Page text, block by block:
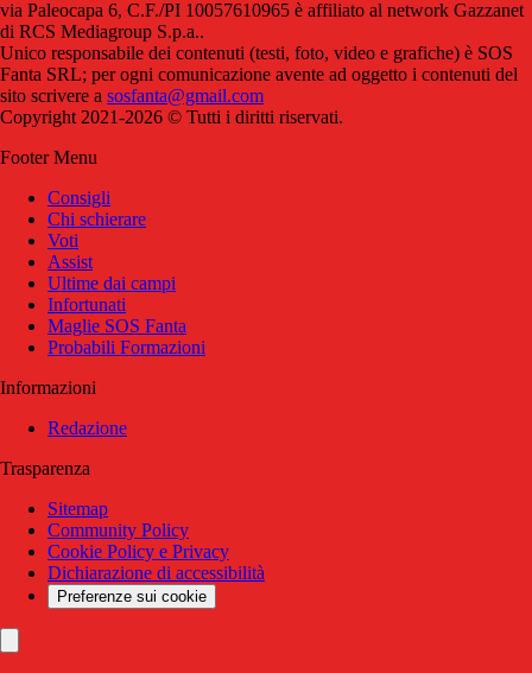
via Paleocapa 6, C.F./PI 10057610965 è affiliato al network Gazzanet
di RCS Mediagroup S.p.a..
Unico responsabile dei contenuti (testi, foto, video e grafiche) è SOS
Fanta SRL; per ogni comunicazione avente ad oggetto i contenuti del
sito scrivere a sosfanta@gmail.com
Copyright 2021-2026 © Tutti i diritti riservati.
Footer Menu
Consigli
Chi schierare
Voti
Assist
Ultime dai campi
Infortunati
Maglie SOS Fanta
Probabili Formazioni
Informazioni
Redazione
Trasparenza
Sitemap
Community Policy
Cookie Policy e Privacy
Dichiarazione di accessibilità
Preferenze sui cookie